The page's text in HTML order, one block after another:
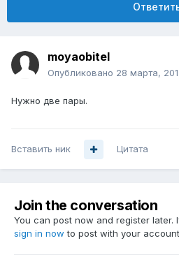
moyaobitel
Опубликовано 28 марта,
Нужно две пары.
Вставить ник Цитата
Join the conversation
You can post now and register later.
sign in now to post with your